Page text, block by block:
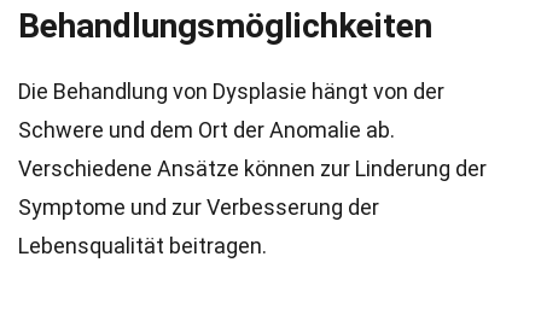
Behandlungsmöglichkeiten
Die Behandlung von Dysplasie hängt von der
Schwere und dem Ort der Anomalie ab.
Verschiedene Ansätze können zur Linderung der
Symptome und zur Verbesserung der
Lebensqualität beitragen.